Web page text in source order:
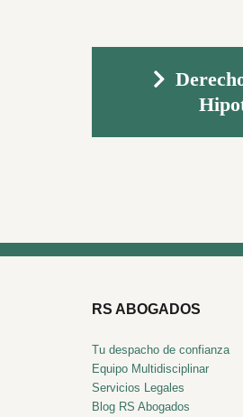
RS ABOGADOS
Tu despacho de confianza
Equipo Multidisciplinar
Servicios Legales
Blog RS Abogados